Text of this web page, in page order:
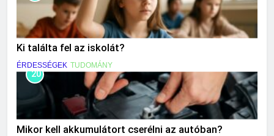
Ki találta fel az iskolát?
ÉRDESSÉGEK TUDOMÁNY
20
Mikor kell akkumulátort cserélni az autóban?